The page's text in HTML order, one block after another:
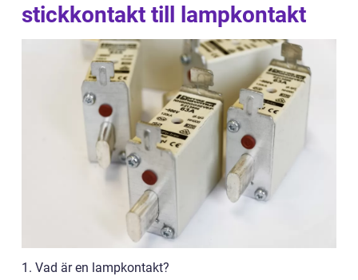
stickkontakt till lampkontakt
1. Vad är en lampkontakt?